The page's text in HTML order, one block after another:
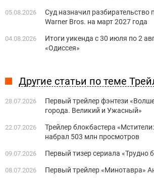
05.08.2026
Суд назначил разбирательство
Warner Bros. на март 2027 года
04.08.2026
Итоги уикенда с 30 июля по 2
«Одиссея»
Другие статьи по теме
28.07.2026
Первый трейлер фэнтези
города. Великий и Ужасный»
22.07.2026
Трейлер блокбастера
набрал 503 млн просмотров
09.07.2026 Первый тизер сериала «Трудно
08.07.2026 Первый трейлер «Минотавра»